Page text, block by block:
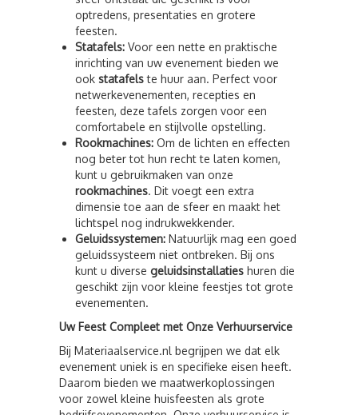
optredens, presentaties en grotere
feesten.
Statafels: Voor een nette en praktische
inrichting van uw evenement bieden we
ook statafelste huur aan. Perfect voor
netwerkevenementen, recepties en
feesten, deze tafels zorgen voor een
comfortabele en stijlvolle opstelling.
Rookmachines: Om de lichten en effecten
nog beter tot hun recht te laten komen,
kunt u gebruikmaken van onze
rookmachines. Dit voegt een extra
dimensie toe aan de sfeer en maakt het
lichtspel nog indrukwekkender.
Geluidssystemen: Natuurlijk mag een goed
geluidssysteem niet ontbreken. Bij ons
kunt u diverse geluidsinstallaties huren die
geschikt zijn voor kleine feestjes tot grote
evenementen.
Uw Feest Compleet met Onze Verhuurservice
Bij Materiaalservice.nl begrijpen we dat elk
evenement uniek is en specifieke eisen heeft.
Daarom bieden we maatwerkoplossingen
voor zowel kleine huisfeesten als grote